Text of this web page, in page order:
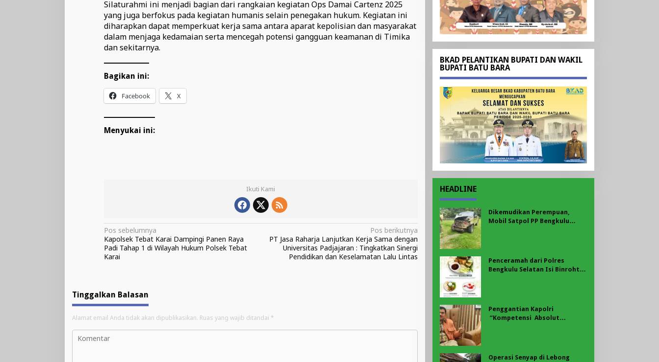
Silaturahmi ini menjadi bagian dari rangkaian kegiatan Ops Damai Cartenz 2025
yang juga berfokus pada kegiatan humanis selain penegakan hukum. Kegiatan ini
diharapkan dapat memperkuat kerja sama antara aparat kepolisian dan masyarakat
dalam menjaga kedamaian serta mencegah potensi gangguan keamanan di Timika
dan sekitarnya.
Bagikan ini:
Facebook X
Menyukai ini:
Ikuti Kami
Navigasi
pos
Pos sebelumnya
Kapolsek Tebat Karai Dampingi Panen Raya
Padi Tahap 1 di Wilayah Hukum Polsek Tebat
Karai
Pos berikutnya
PT Jasa Raharja Lanjutkan Kerja Sama dengan
Universitas Padjajaran : Tingkatkan Sinergi
Pendidikan dan Keselamatan Lalu Lintas
Tinggalkan Balasan
Alamat email Anda tidak akan dipublikasikan. Ruas yang wajib ditandai *
BKAD PELANTIKAN BUPATI DAN WAKIL
BUPATI BATU BARA
HEADLINE
Dikemudikan Perempuan,
Mobil Satpol PP Bengkulu
Penceramah dari Polres
Bengkulu Selatan Isi Binrohtal
Penggantian Kapolri
“Kompetensi Absolut
Operasi Senyap di Lebong